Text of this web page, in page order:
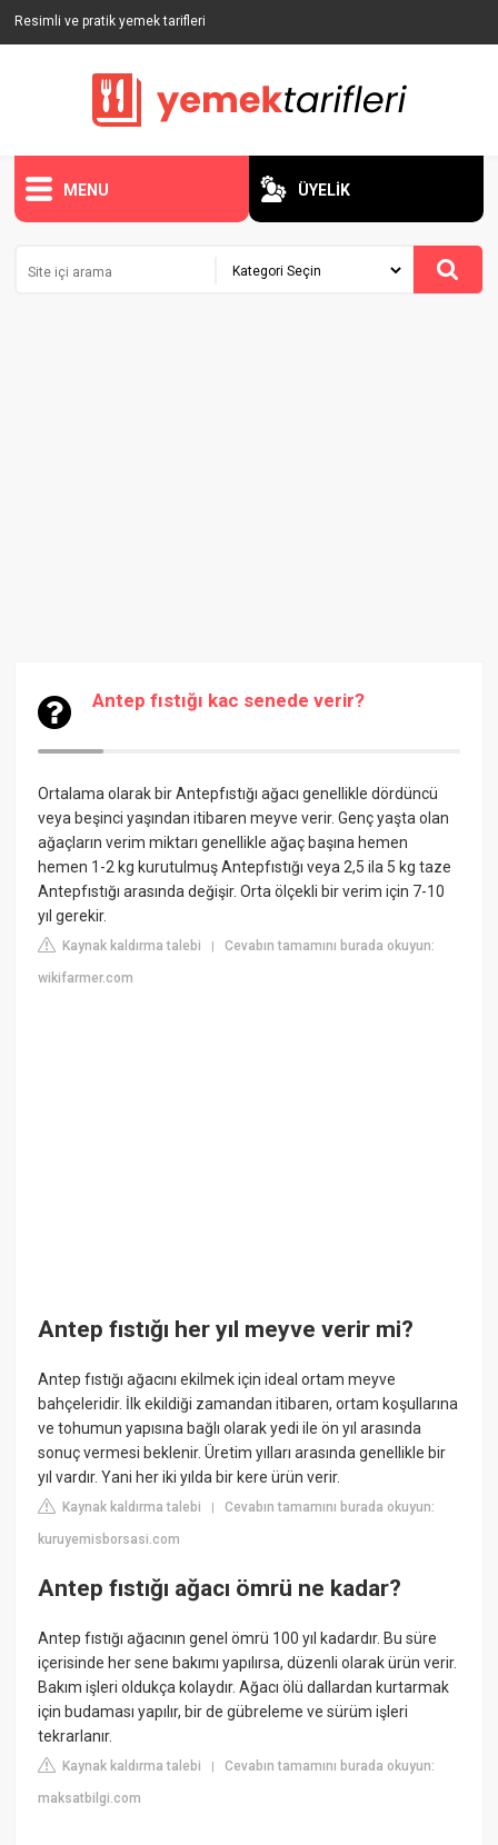
Resimli ve pratik yemek tarifleri
MENU ÜYELİK
Antep fıstığı kac senede verir?
Ortalama olarak bir Antepfıstığı ağacı genellikle dördüncü
veya beşinci yaşından itibaren meyve verir. Genç yaşta olan
ağaçların verim miktarı genellikle ağaç başına hemen
hemen 1-2 kg kurutulmuş Antepfıstığı veya 2,5 ila 5 kg taze
Antepfıstığı arasında değişir. Orta ölçekli bir verim için 7-10
yıl gerekir.
Kaynak kaldırma talebi |Cevabın tamamını burada okuyun:
wikifarmer.com
Antep fıstığı her yıl meyve verir mi?
Antep fıstığı ağacını ekilmek için ideal ortam meyve
bahçeleridir. İlk ekildiği zamandan itibaren, ortam koşullarına
ve tohumun yapısına bağlı olarak yedi ile ön yıl arasında
sonuç vermesi beklenir. Üretim yılları arasında genellikle bir
yıl vardır. Yani her iki yılda bir kere ürün verir.
Kaynak kaldırma talebi |Cevabın tamamını burada okuyun:
kuruyemisborsasi.com
Antep fıstığı ağacı ömrü ne kadar?
Antep fıstığı ağacının genel ömrü 100 yıl kadardır. Bu süre
içerisinde her sene bakımı yapılırsa, düzenli olarak ürün verir.
Bakım işleri oldukça kolaydır. Ağacı ölü dallardan kurtarmak
için budaması yapılır, bir de gübreleme ve sürüm işleri
tekrarlanır.
Kaynak kaldırma talebi |Cevabın tamamını burada okuyun:
maksatbilgi.com